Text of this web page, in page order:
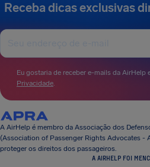
Receba dicas exclusivas
Eu gostaria de receber e-mails da AirHelp
Privacidade.
A AirHelp é membro da Associação dos
(Association of Passenger Rights Advocates -
proteger os direitos dos passageiros.
A AIRHELP FOI